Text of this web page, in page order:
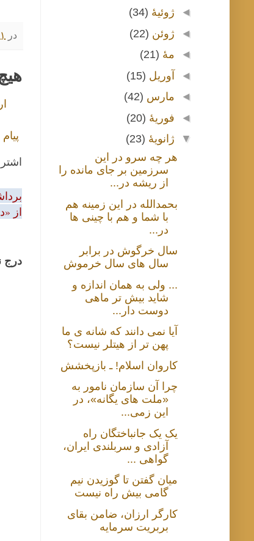
در
از
درج
◄ ژوئیهٔ (34)
◄ ژوئن (22)
◄ مهٔ (21)
◄ آوریل (15)
◄ مارس (42)
◄ فوریهٔ (20)
▼ ژانویهٔ (23)
هر چه سرو در این
سرزمین بر جای مانده را
از ریشه در...
بحمدالله در این زمینه هم
با شما و هم با چینی ها
در...
سال خرگوش در برابر
سال های سال خرموش
... ولی به همان اندازه و
شاید بیش تر ماهی
دوست دار...
آیا نمی دانند که شانه ی ما
پهن تر از هیتلر نیست؟
كاروان اسلام! ـ بازپخشش
چرا آن سازمان نامور به
«ملت های یگانه»، در
این زمی...
یک یک جانباختگان راه
آزادی و سربلندی ایران،
گواهی ...
میان گفتن تا گوزیدن نیم
گامی بیش راه نیست
کارگر ارزان، ضامن بقای
بربریت سرمایه